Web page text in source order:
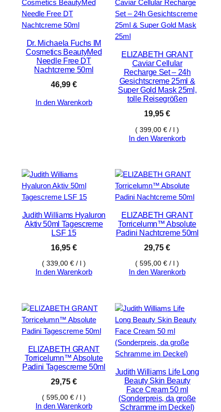
Dr. Michaela Fuchs IM
Cosmetics BeautyMed
Needle Free DT
Nachtcreme 50ml
46,99 €
In den Warenkorb
ELIZABETH GRANT
Caviar Cellular
Recharge Set – 24h
Gesichtscreme 25ml &
Super Gold Mask 25ml,
tolle Reisegrößen
19,95€
(399,00€ / l )
In den Warenkorb
Judith Williams Hyaluron
Aktiv 50ml Tagescreme
LSF 15
16,95 €
( 339,00 €/ l)
In den Warenkorb
ELIZABETH GRANT
Torricelumn™ Absolute
Padini Nachtcreme 50ml
29,75€
(595,00€ / l )
In den Warenkorb
ELIZABETH GRANT
Torricelumn™ Absolute
Padini Tagescreme 50ml
29,75 €
( 595,00 €/ l)
In den Warenkorb
Judith Williams Life Long
Beauty Skin Beauty
Face Cream 50 ml
(Sonderpreis, da große
Schramme im Deckel)